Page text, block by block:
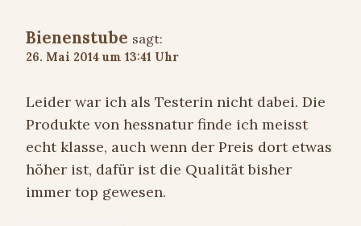
Bienenstube sagt:
26. Mai 2014 um 13:41 Uhr
Leider war ich als Testerin nicht dabei. Die
Produkte von hessnatur finde ich meisst
echt klasse, auch wenn der Preis dort etwas
höher ist, dafür ist die Qualität bisher
immer top gewesen.